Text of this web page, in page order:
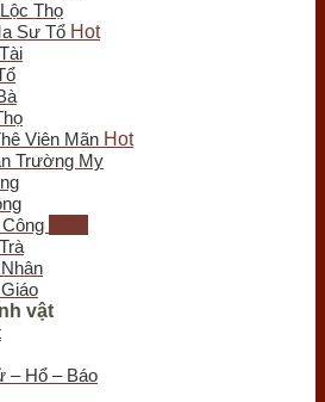
có sản phẩm trong giỏ hàng.
sản phẩm trong giỏ hàng.
Thọ
Sư Tổ
Viên Mãn
Trường My
vật
– Hổ – Báo